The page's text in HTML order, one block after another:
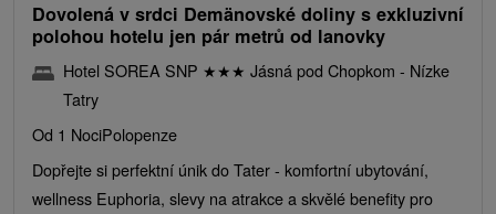
Dovolená v srdci Demänovské doliny s exkluzivní
polohou hotelu jen pár metrů od lanovky
Hotel SOREA SNP ★★★ Jásná pod Chopkom - Nízke
Tatry
Od 1 NociPolopenze
Dopřejte si perfektní únik do Tater - komfortní ubytování,
wellness Euphoria, slevy na atrakce a skvělé benefity pro